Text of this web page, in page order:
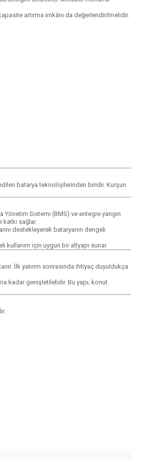
artırma imkânı da değerlendirilmelidir.
batarya teknolojilerinden biridir. Kurşun
Sistemi (BMS) ve entegre yangın
sağlar.
destekleyerek bataryanın dengeli
kullanım için uygun bir altyapı sunar.
İlk yatırım sonrasında ihtiyaç duyuldukça
kadar genişletilebilir. Bu yapı; konut